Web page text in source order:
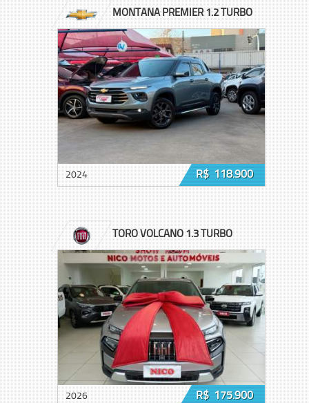
MONTANA PREMIER 1.2 TURBO
2024 R$ 118.900
TORO VOLCANO 1.3 TURBO
2026 R$ 175.900